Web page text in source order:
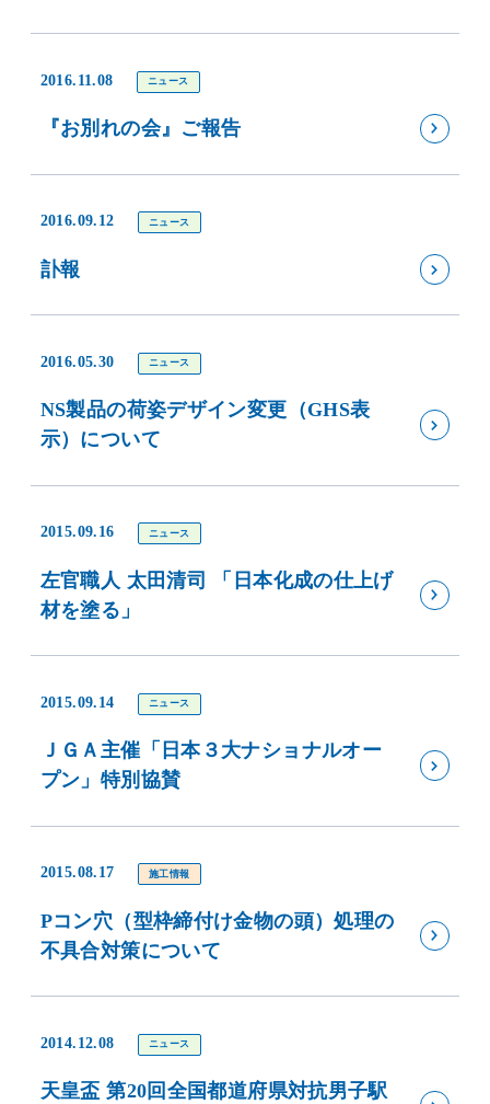
2016.11.08 ニュース
『お別れの会』ご報告
2016.09.12 ニュース
訃報
2016.05.30 ニュース
NS製品の荷姿デザイン変更（GHS表
示）について
2015.09.16 ニュース
左官職人 太田清司 「日本化成の仕上げ
材を塗る」
2015.09.14 ニュース
ＪＧＡ主催「日本３大ナショナルオー
プン」特別協賛
2015.08.17 施工情報
Pコン穴（型枠締付け金物の頭）処理の
不具合対策について
2014.12.08 ニュース
天皇盃 第20回全国都道府県対抗男子駅